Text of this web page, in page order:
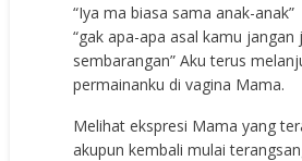
“Iya ma biasa sama anak-anak”
“gak apa-apa asal kamu jangan
sembarangan” Aku terus
permainanku di vagina Mama.
Melihat ekspresi Mama yang
akupun kembali mulai